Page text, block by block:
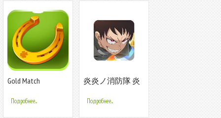
Gold Match
Подробнее...
炎炎ノ消防隊 炎
Подробнее...